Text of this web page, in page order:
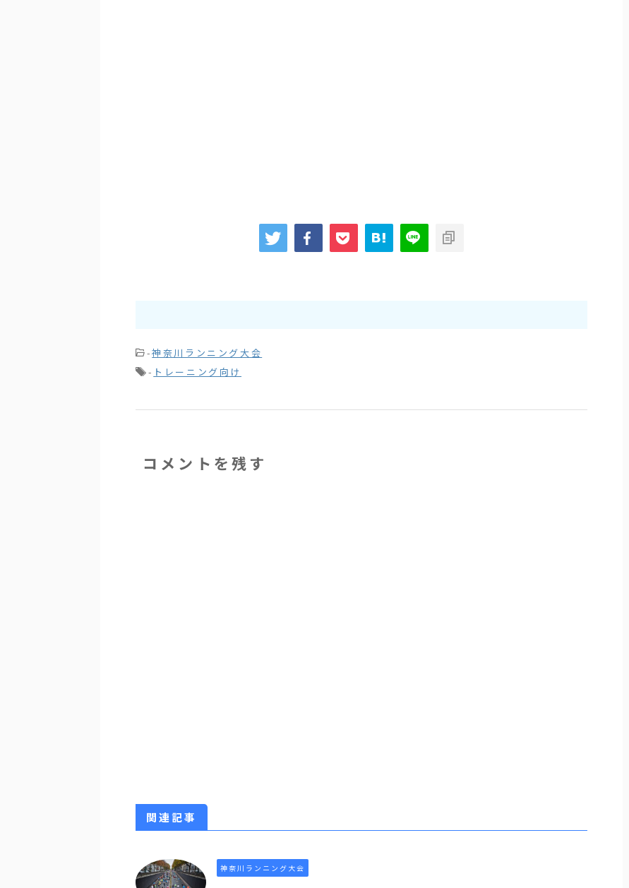
-神奈川ランニング大会
- トレーニング向け
コメントを残す
関連記事
神奈川ランニング大会